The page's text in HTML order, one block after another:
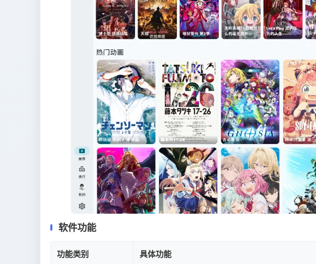
软件功能
功能类别 具体功能